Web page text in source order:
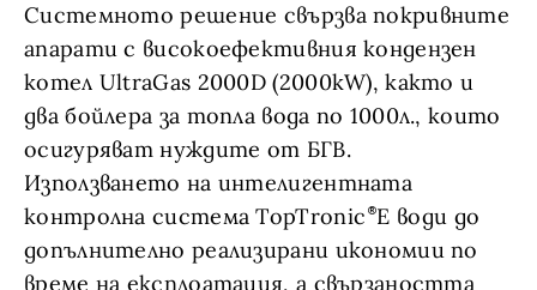
Системното решение свързва покривните
апарати с високоефективния кондензен
котел UltraGas 2000D (2000kW), както и
два бойлера за топла вода по 1000л., които
осигуряват нуждите от БГВ.
Използването на интелигентната
контролна система TopTronic E води до
допълнително реализирани икономии по
време на експлоатация, а свързаността